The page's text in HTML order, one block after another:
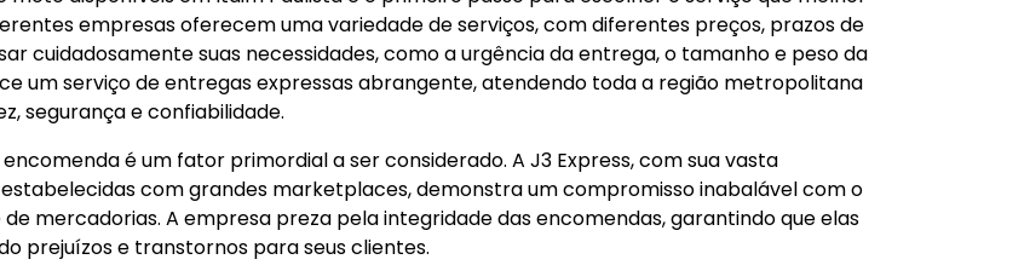
empresas oferecem uma variedade de serviços, com diferentes preços, prazos de
cuidadosamente suas necessidades, como a urgência da entrega, o tamanho e peso da
um serviço de entregas expressas abrangente, atendendo toda a região metropolitana
segurança e confiabilidade.
é um fator primordial a ser considerado. A J3 Express, com sua vasta
com grandes marketplaces, demonstra um compromisso inabalável com o
mercadorias. A empresa preza pela integridade das encomendas, garantindo que elas
prejuízos e transtornos para seus clientes.